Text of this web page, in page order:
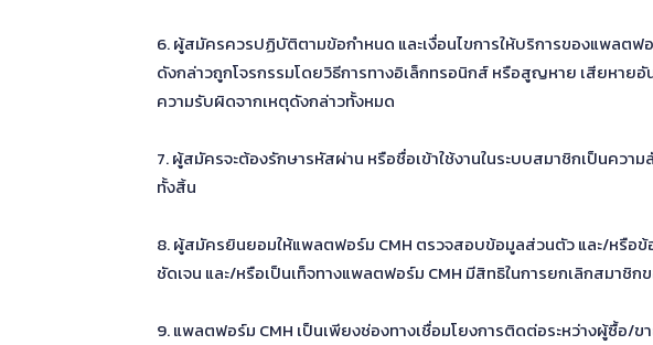
6. ผู้สมัครควรปฏิบัติตามข้อกำหนด และเงื่อนไขการให้บริการของแพล
ดังกล่าวถูกโจรกรรมโดยวิธีการทางอิเล็กทรอนิกส์ หรือสูญหาย เสียหาย
ความรับผิดจากเหตุดังกล่าวทั้งหมด
7. ผู้สมัครจะต้องรักษารหัสผ่าน หรือชื่อเข้าใช้งานในระบบสมาชิกเป็นคว
ทั้งสิ้น
8. ผู้สมัครยินยอมให้แพลตฟอร์ม CMH ตรวจสอบข้อมูลส่วนตัว และ/หรือ
ชัดเจน และ/หรือเป็นเท็จทางแพลตฟอร์ม CMH มีสิทธิในการยกเลิกสมาชิ
9. แพลตฟอร์ม CMH เป็นเพียงช่องทางเชื่อมโยงการติดต่อระหว่างผู้ซื้อ/